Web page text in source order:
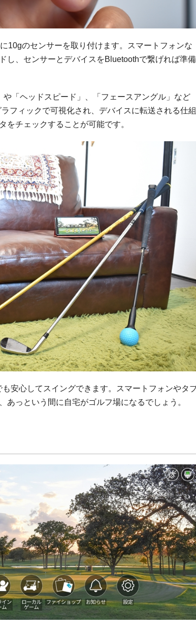
10gのセンサーを取り付けます。スマートフォンな
し、センサーとデバイスをBluetoothで繋げれば準備
「ヘッドスピード」、「フェースアングル」など
フィックで可視化され、デバイスに転送される仕組
をチェックすることが可能です。
安心してスイングできます。スマートフォンやタ
あっという間に自宅がゴルフ場になるでしょう。